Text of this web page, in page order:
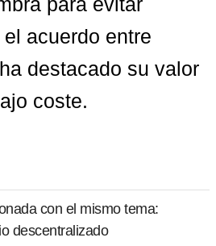
acuerdo entre
destacado su valor
coste.
con el mismo tema:
descentralizado